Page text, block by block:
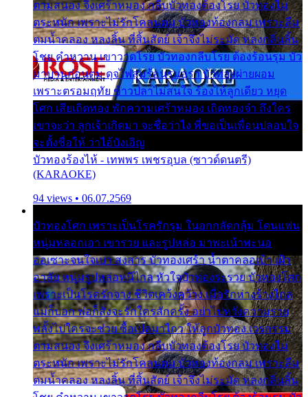
ตามสนอง จึงเศร้าหมอง กลีบบัวทองต้องโรย บัวทองไม่
ตระหนัก เพราะไม่รักโคลนตม บัวทองท้องกลม เพราะลืม
ตมน้ำคลอง หลงลิ้น ที่สิ้นสัตย์ เจ้าจึงไม่ระมัด หลงกลิ่นลิ้น
โชย คำหวาน เขาวาดโรย บัวทองกลีบโรย ต้องร้อนรุม บัว
มาบานก่อนตูม ดุจไฟสุมร้อนรุมอุรา บัวทองผ่ายผอม
เพราะตรอมฤทัย ข้าวปลาไม่สนใจ ร้องไห้ลูกเดียว หยุด
โศก เสียเถิดทอง พักความเศร้าหมอง เถิดทองจ๋า ถึงใคร
เขาจะว่า ลูกเจ้าเกิดมา จะชื่อว่าไง พี่ขอเป็นเพื่อนปลอบใจ
จะตั้งชื่อให้ ว่าไอ้บังเอิญ
บัวทองร้องไห้ - เทพพร เพชรอุบล (ซาวด์ดนตรี)
(KARAOKE)
94 views • 06.07.2569
บัวทองโศก เพราะเป็นโรครักรุม ในอกกลัดกลุ้ม โดนแฟน
หนุ่มหลอกเอา เขารวย และรูปหล่อ มาพะเน้าพะนอ
ออเซาะจนใจเบา สงสาร บัวทองเศร้า น้ำตาคลอเบ้า เฝ้า
อาลัย หนุ่มรูปหล่อหนีไกล หัวใจบัวทองระรวย บัวทองโศก
เพราะเป็นโรครักจาง ชีวิตเคว้งคว้าง เมื่อรักห่างร้างไกล
แม่ก็บอก พ่อก็สั่งจะรักใครสักครั้ง อย่าไปหวังความรวย
พลั้งไปใครจะช่วย ซื้อเปลมาไกว ให้ลูกบัวทอง เวรกรรม
ตามสนอง จึงเศร้าหมอง กลีบบัวทองต้องโรย บัวทองไม่
ตระหนัก เพราะไม่รักโคลนตม บัวทองท้องกลม เพราะลืม
ตมน้ำคลอง หลงลิ้น ที่สิ้นสัตย์ เจ้าจึงไม่ระมัด หลงกลิ่นลิ้น